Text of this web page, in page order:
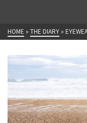
HOME » THE DIARY »